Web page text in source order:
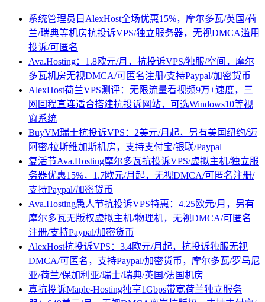
系统管理员日AlexHost全场优惠15%，摩尔多瓦/英国/荷
兰/瑞典等机房抗投诉VPS/独立服务器，无视DMCA滥用
投诉/可匿名
Ava.Hosting：1.8欧元/月，抗投诉VPS/独服/空间，摩尔
多瓦机房无视DMCA/可匿名注册/支持Paypal/加密货币
AlexHost荷兰VPS测评：无限流量看视频9万+速度，三
网回程直连适合搭建抗投诉网站，可选Windows10等视
窗系统
BuyVM瑞士抗投诉VPS：2美元/月起，另有美国纽约/迈
阿密/拉斯维加斯机房，支持支付宝/银联/Paypal
复活节Ava.Hosting摩尔多瓦抗投诉VPS/虚拟主机/独立服
务器优惠15%，1.7欧元/月起，无视DMCA/可匿名注册/
支持Paypal/加密货币
Ava.Hosting愚人节抗投诉VPS特惠：4.25欧元/月，另有
摩尔多瓦无版权虚拟主机/物理机，无视DMCA/可匿名
注册/支持Paypal/加密货币
AlexHost抗投诉VPS：3.4欧元/月起，抗投诉独服无视
DMCA/可匿名，支持Paypal/加密货币，摩尔多瓦/罗马尼
亚/荷兰/保加利亚/瑞士/瑞典/英国/法国机房
真抗投诉Maple-Hosting独享1Gbps带宽荷兰独立服务